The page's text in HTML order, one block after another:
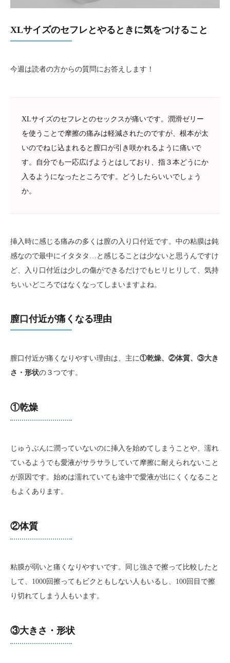
XLサイズのセフレとやるときに気をつけること
今週は読者の方からの質問にお答えします！
XLサイズのセフレとのセックスが痛いです。潤滑ゼリー
を使うことで摩擦の痛みは軽減されたのですが、根本が太
いのでねじ込まれると膣口が引き咲かれるように痛いで
す。自分でも一応広げようとはしており、指３本どうにか
入るようになったところです。どうしたらいいでしょう
か。
挿入時に感じる痛みの多くは膣の入り口付近です。中の粘膜は鈍
感なので最中にイタタタ…と感じることは少ないと思うんですけ
ど、入り口付近は少しの傷ができるだけでもヒリヒリして、気持
ちいいどころではなくなってしまいますよね。
膣口付近が痛くなる理由
膣口付近が痛くなりやすい理由は、主に①乾燥、②体質、③大き
さ・形状の３つです。
①乾燥
じゅうぶんに潤っていないのに挿入を始めてしまうことや、濡れ
ているようでも愛液がサラサラしていて摩擦に耐えられないこと
が原因です。始めは濡れていても途中で愛液が出にくくなること
もよくあります。
②体質
粘膜が弱いと痛くなりやすいです。同じ強さで擦って比較したと
して、1000回擦ってもビクともしない人もいるし、100回目で擦
り切れてしまう人もいます。
③大きさ・形状